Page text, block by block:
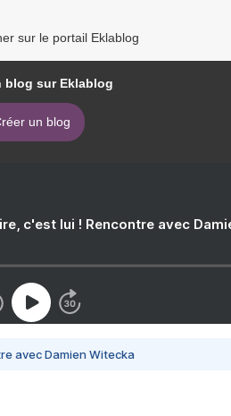
sur le portail Eklablog
blog sur Eklablog
un blog
c'est lui ! Rencontre avec
avec Damien Witecka